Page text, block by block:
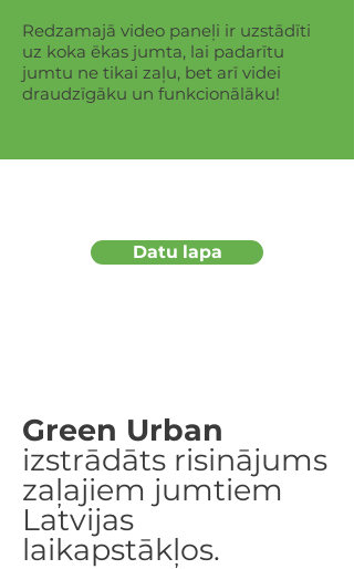
Redzamajā video paneļi ir uzstādīti
uz koka ēkas jumta, lai padarītu
jumtu ne tikai zaļu, bet arī videi
draudzīgāku un funkcionālāku!
Datu lapa
Green Urban
izstrādāts risinājums
zaļajiem jumtiem
Latvijas
laikapstākļos.